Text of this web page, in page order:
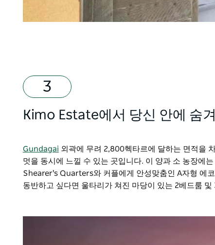
Kimo Estate에서 당신 안에 숨
Gundagai 외곽에 무려 2,800헥타르에 달하는 면적을
멋을 동시에 느낄 수 있는 곳입니다. 이 양과 소 농장에
Shearer's Quarters와 커플에게 안성맞춤인 A자형 에
동반하고 싶다면 울타리가 쳐진 마당이 있는 2베드룸